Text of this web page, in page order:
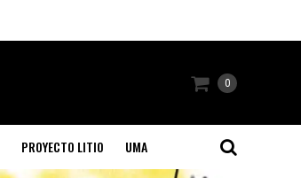
0
PROYECTO LITIO UMA